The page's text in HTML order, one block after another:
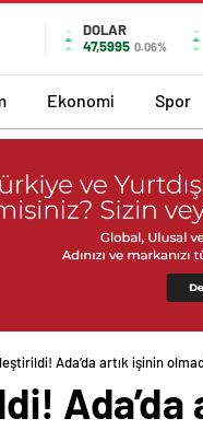
DOLAR
47,5995 0.06%
Ekonomi Spor
Ada’da artık işinin
Ada’da